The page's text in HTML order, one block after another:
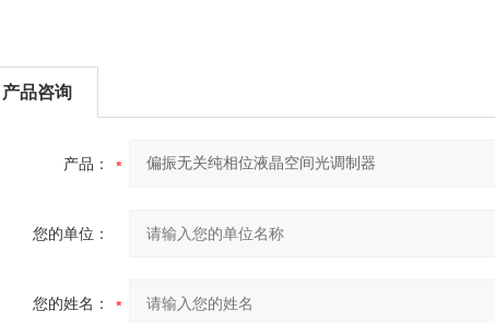
产品咨询
产品：
您的单位：
您的姓名：